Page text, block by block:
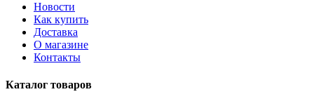
Новости
Как купить
Доставка
О магазине
Контакты
Каталог товаров